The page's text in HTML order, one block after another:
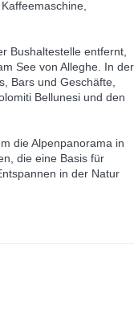
Bushaltestelle entfernt,
See von Alleghe. In der
Bars und Geschäfte,
Bellunesi und den
die Alpenpanorama in
die eine Basis für
in der Natur